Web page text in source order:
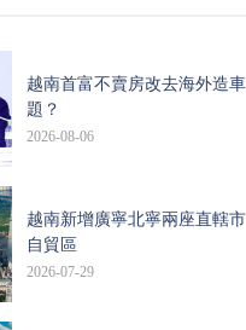
越南首富不賣房改去海外造
題？
2026-08-06
越南新增廣寧北寧兩座直轄
自貿區
2026-07-29